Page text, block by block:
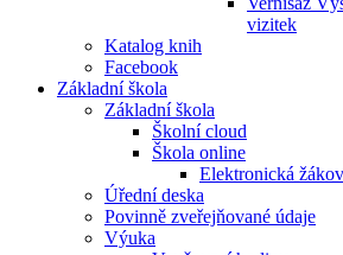
vizitek
Katalog knih
Facebook
Základní škola
Základní škola
Školní cloud
Škola online
Elektronická
Úřední deska
Povinně zveřejňované údaje
Výuka